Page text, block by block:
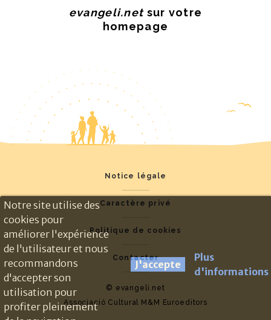
evangeli.netsur votre
homepage
Notice légale
Caractère privé
Politique de cookies
Contacter
© evangeli.net
Associació Cultural M&M Euroeditors
Notre site utilise des
cookies pour
améliorer l'expérience
de l'utilisateur et nous
recommandons
d'accepter son
utilisation pour
profiter pleinement
J'accepte
Plus
d'informations